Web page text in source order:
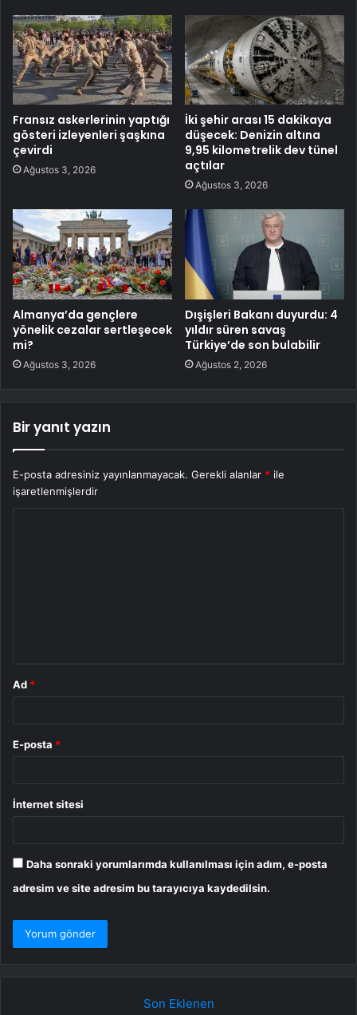
Fransız askerlerinin yaptığı
gösteri izleyenleri şaşkına
çevirdi
Ağustos 3, 2026
İki şehir arası 15 dakikaya
düşecek: Denizin altına
9,95 kilometrelik dev tünel
açtılar
Ağustos 3, 2026
Almanya’da gençlere
yönelik cezalar sertleşecek
mi?
Ağustos 3, 2026
Dışişleri Bakanı duyurdu: 4
yıldır süren savaş
Türkiye’de son bulabilir
Ağustos 2, 2026
Bir yanıt yazın
E-posta adresiniz yayınlanmayacak. Gerekli alanlar * ile
işaretlenmişlerdir
Ad *
E-posta *
İnternet sitesi
Daha sonraki yorumlarımda kullanılması için adım, e-posta
adresim ve site adresim bu tarayıcıya kaydedilsin.
Son Eklenen